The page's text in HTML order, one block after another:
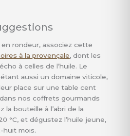
rondeur, associez cette
à la provençale, dont les
à celles de l’huile. Le
aussi un domaine viticole,
place sur une table cent
nos coffrets gourmands
la bouteille à l’abri de la
°C, et dégustez l’huile jeune,
huit mois.